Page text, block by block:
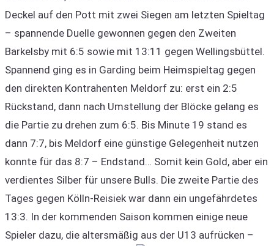
Deckel auf den Pott mit zwei Siegen am letzten Spieltag
– spannende Duelle gewonnen gegen den Zweiten
Barkelsby mit 6:5 sowie mit 13:11 gegen Wellingsbüttel.
Spannend ging es in Garding beim Heimspieltag gegen
den direkten Kontrahenten Meldorf zu: erst ein 2:5
Rückstand, dann nach Umstellung der Blöcke gelang es
die Partie zu drehen zum 6:5. Bis Minute 19 stand es
dann 7:7, bis Meldorf eine günstige Gelegenheit nutzen
konnte für das 8:7 – Endstand… Somit kein Gold, aber ein
verdientes Silber für unsere Bulls. Die zweite Partie des
Tages gegen Kölln-Reisiek war dann ein ungefährdetes
13:3. In der kommenden Saison kommen einige neue
Spieler dazu, die altersmäßig aus der U13 aufrücken –